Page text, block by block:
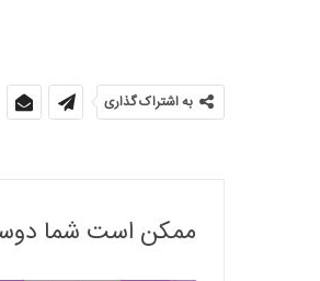
به اشتراک گذاری
ممکن است شما